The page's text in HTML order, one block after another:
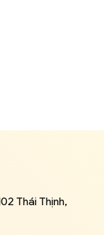
Thái Thịnh,